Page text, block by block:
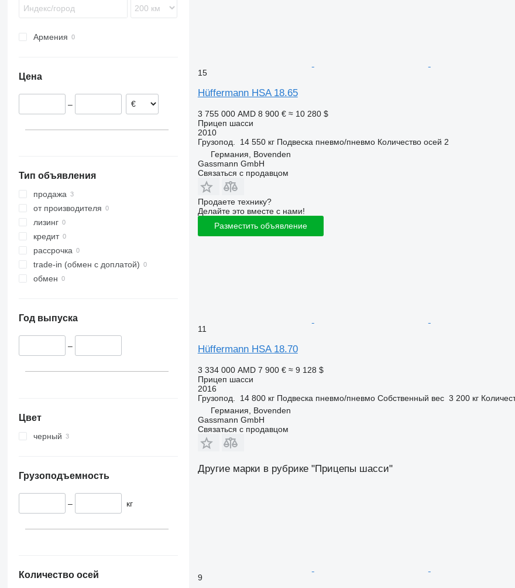
Армения
Цена
–
Тип объявления
продажа
от производителя
лизинг
кредит
рассрочка
trade-in (обмен с доплатой)
обмен
Год выпуска
–
Цвет
черный
Грузоподъемность
– кг
Количество осей
15
Hüffermann HSA 18.65
3 755 000 AMD 8 900 € ≈ 10 280 $
Прицеп шасси
2010
Грузопод.
14 550 кг Подвеска пневмо/пневмо Количество осей 2
Германия, Bovenden
Gassmann GmbH
Связаться с продавцом
Продаете технику?
Делайте это вместе с нами!
Разместить объявление
11
Hüffermann HSA 18.70
3 334 000 AMD 7 900 € ≈ 9 128 $
Прицеп шасси
2016
Грузопод.
14 800 кг Подвеска пневмо/пневмо Собственный вес 3 200 кг
Германия, Bovenden
Gassmann GmbH
Связаться с продавцом
Другие марки в рубрике "Прицепы шасси"
9